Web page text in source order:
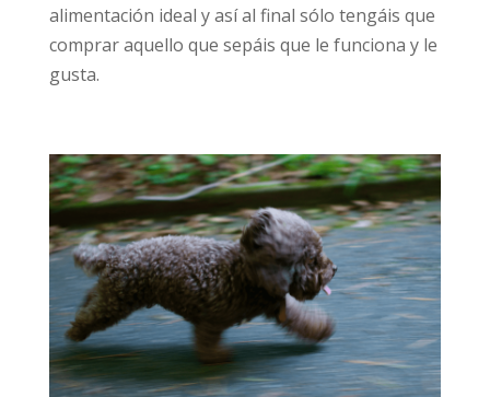
alimentación ideal y así al final sólo tengáis que
comprar aquello que sepáis que le funciona y le
gusta.